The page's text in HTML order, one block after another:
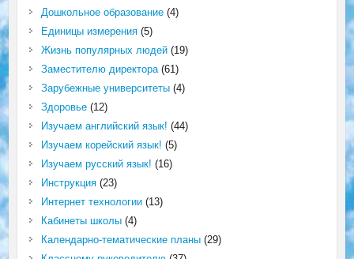
Дошкольное образование(4)
Единицы измерения(5)
Жизнь популярных людей(19)
Заместителю директора(61)
Зарубежные университеты(4)
Здоровье(12)
Изучаем английский язык! (44)
Изучаем корейский язык! (5)
Изучаем русский язык! (16)
Инструкция(23)
Интернет технологии(13)
Кабинеты школы(4)
Календарно-тематические планы(29)